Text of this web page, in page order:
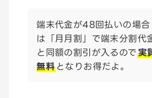
端末代金が48回払いの場合
は「月月割」で端末分割代
と同額の割引が入るので実
無料 となりお得だよ。